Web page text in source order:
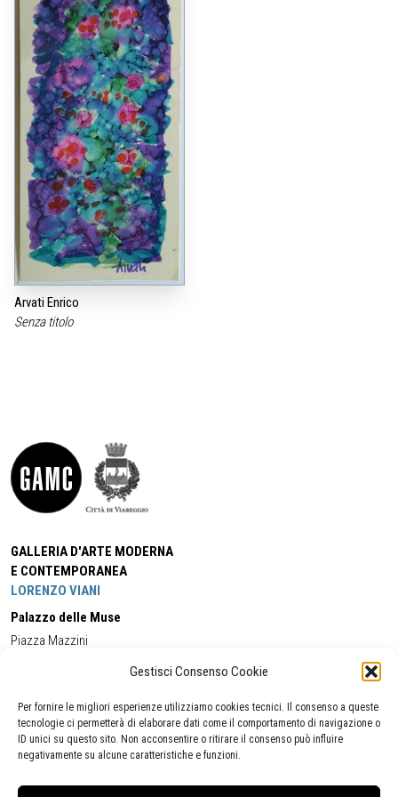
Gestisci Consenso Cookie
Per fornire le migliori esperienze utilizziamo cookies tecnici. Il consenso a queste
tecnologie ci permetterà di elaborare dati come il comportamento di navigazione o
ID unici su questo sito. Non acconsentire o ritirare il consenso può influire
negativamente su alcune caratteristiche e funzioni.
Arvati Enrico
Senza titolo
GALLERIA D'ARTE MODERNA
E CONTEMPORANEA
LORENZO VIANI
Palazzo delle Muse
Piazza Mazzini
Cell:+39 338 5714978 (orario apertura Galleria)
Tel:
+39 0584 944580
(orario 09.00/13.00)
Email:gamc@comune.viareggio.lu.it
Segnalazione di inaccessibilità